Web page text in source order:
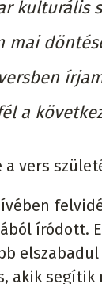
kulturális
mai
a
a vers
íródott.
akik segítik